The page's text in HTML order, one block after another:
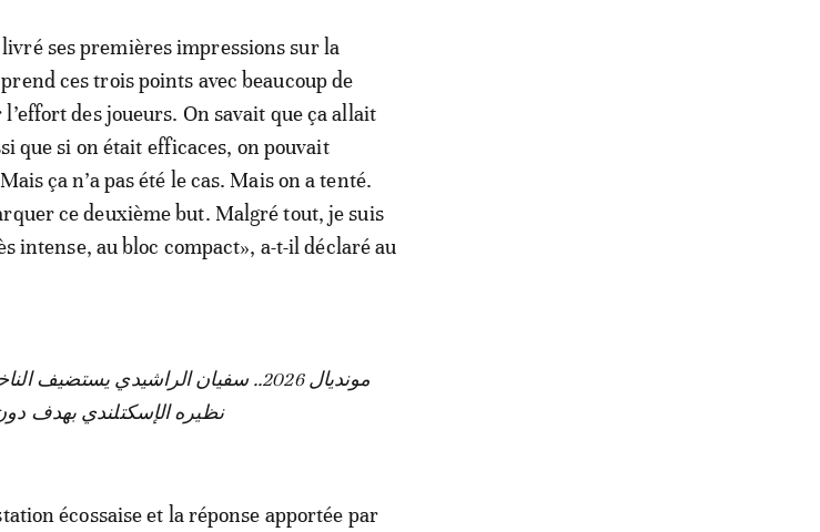
ses premières impressions sur la
ces trois points avec beaucoup de
des joueurs. On savait que ça allait
que si on était efficaces, on pouvait
ça n’a pas été le cas. Mais on a tenté.
ce deuxième but. Malgré tout, je suis
intense, au bloc compact», a-t-il déclaré au
مونديال 2026.. سفيان الراشيدي
نظيره الإسكتلندي بهدف
écossaise et la réponse apportée par